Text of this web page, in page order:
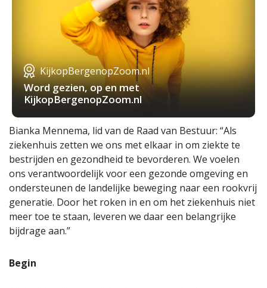
KijkopBergenopZoom.nl
Word gezien, op en met
KijkopBergenopZoom.nl
Bianka Mennema, lid van de Raad van Bestuur: “Als
ziekenhuis zetten we ons met elkaar in om ziekte te
bestrijden en gezondheid te bevorderen. We voelen
ons verantwoordelijk voor een gezonde omgeving en
ondersteunen de landelijke beweging naar een rookvrij
generatie. Door het roken in en om het ziekenhuis niet
meer toe te staan, leveren we daar een belangrijke
bijdrage aan.”
Begin